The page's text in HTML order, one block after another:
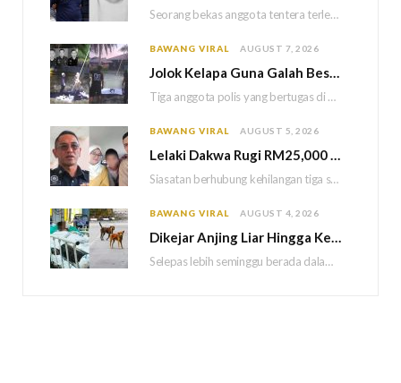
Seorang bekas anggota tentera terlepas daripada hukuman gantung selepas Mahkamah Persekutuan memutuskan untuk menggantikan hukuman…
BAWANG VIRAL AUGUST 7, 2026
Jolok Kelapa Guna Galah Besi Berakhir Tragedi, Tiga Polis Maut Terkena Renjatan Elektrik
Tiga anggota polis yang bertugas di Balai Polis Weston maut selepas dipercayai terkena renjatan elektrik…
BAWANG VIRAL AUGUST 5, 2026
Lelaki Dakwa Rugi RM25,000 Akibat Hutang Kutu, Polis Siasat Kaitan Dengan Kehilangan Tiga Beranak
Siasatan berhubung kehilangan tiga sekeluarga di Bukit Kayu Hitam kini memasuki perkembangan baharu apabila polis…
BAWANG VIRAL AUGUST 4, 2026
Dikejar Anjing Liar Hingga Kemalangan, Mekanik Berdepan Risiko Kecederaan Otak Kekal
Selepas lebih seminggu berada dalam keadaan koma akibat kemalangan dipercayai berpunca daripada kejadian dikejar sekumpulan…